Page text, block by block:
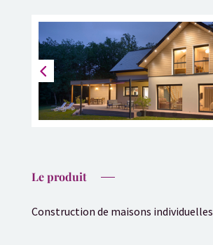
Le produit
Construction de maisons individuelles